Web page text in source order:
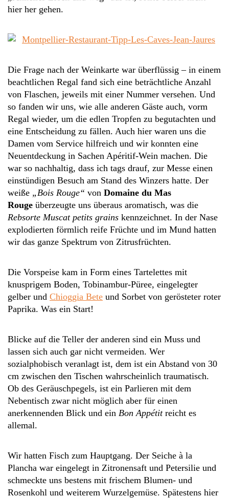
hier her gehen.
Die Frage nach der Weinkarte war überflüssig – in einem
beachtlichen Regal fand sich eine beträchtliche Anzahl
von Flaschen, jeweils mit einer Nummer versehen. Und
so fanden wir uns, wie alle anderen Gäste auch, vorm
Regal wieder, um die edlen Tropfen zu begutachten und
eine Entscheidung zu fällen. Auch hier waren uns die
Damen vom Service hilfreich und wir konnten eine
Neuentdeckung in Sachen Apéritif-Wein machen. Die
war so nachhaltig, dass ich tags drauf, zur Messe einen
einstündigen Besuch am Stand des Winzers hatte. Der
weiße „Bois Rouge“ von Domaine du Mas
Rouge überzeugte uns überaus aromatisch, was die
Rebsorte Muscat petits grains kennzeichnet. In der Nase
explodierten förmlich reife Früchte und im Mund hatten
wir das ganze Spektrum von Zitrusfrüchten.
Die Vorspeise kam in Form eines Tartelettes mit
knusprigem Boden, Tobinambur-Püree, eingelegter
gelber und Chioggia Bete und Sorbet von gerösteter roter
Paprika. Was ein Start!
Blicke auf die Teller der anderen sind ein Muss und
lassen sich auch gar nicht vermeiden. Wer
sozialphobisch veranlagt ist, dem ist ein Abstand von 30
cm zwischen den Tischen wahrscheinlich traumatisch.
Ob des Geräuschpegels, ist ein Parlieren mit dem
Nebentisch zwar nicht möglich aber für einen
anerkennenden Blick und ein Bon Appétitreicht es
allemal.
Wir hatten Fisch zum Hauptgang. Der Seiche à la
Plancha war eingelegt in Zitronensaft und Petersilie und
schmeckte uns bestens mit frischem Blumen- und
Rosenkohl und weiterem Wurzelgemüse. Spätestens hier